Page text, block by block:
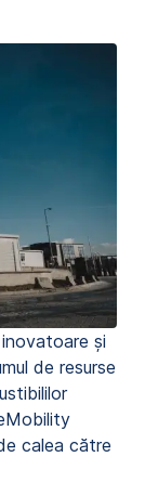
și
de resurse
calea către